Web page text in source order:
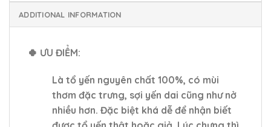
ADDITIONAL INFORMATION
🍀 ƯU ĐIỂM:
Là tổ yến nguyên chất 100%, có mùi
thơm đặc trưng, sợi yến dai cũng như nở
nhiều hơn. Đặc biệt khá dễ để nhận biết